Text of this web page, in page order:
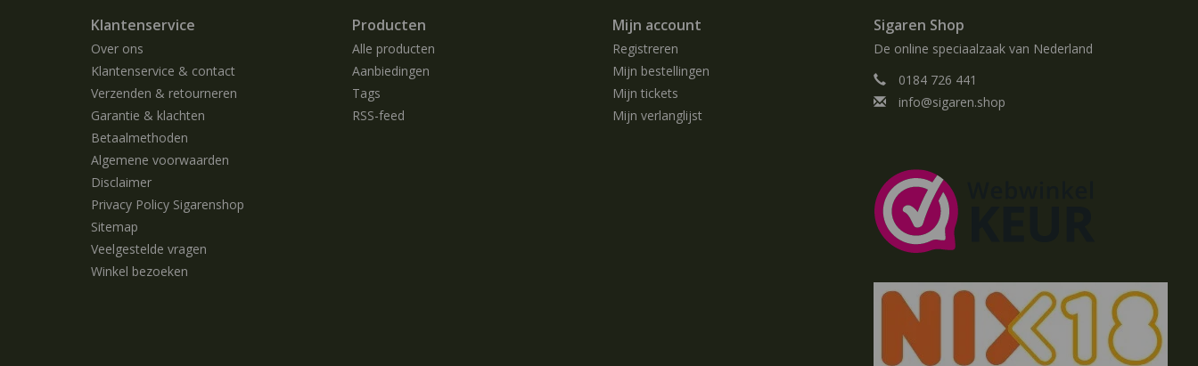
Klantenservice
Over ons
Klantenservice & contact
Verzenden & retourneren
Garantie & klachten
Betaalmethoden
Algemene voorwaarden
Disclaimer
Privacy Policy Sigarenshop
Sitemap
Veelgestelde vragen
Winkel bezoeken
Producten
Alle producten
Aanbiedingen
Tags
RSS-feed
Mijn account
Registreren
Mijn bestellingen
Mijn tickets
Mijn verlanglijst
Sigaren Shop
De online speciaalzaak van Nederland
0184 726 441
info@sigaren.shop